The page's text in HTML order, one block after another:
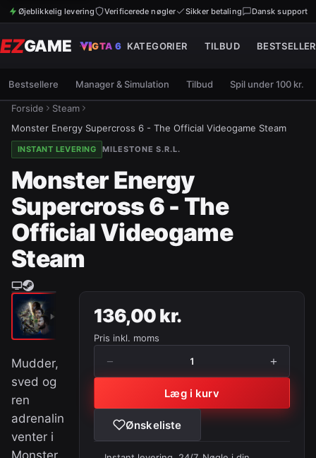
Øjeblikkelig levering Verificerede nøgler Sikker betaling Dansk support
EZGAME GTA 6 KATEGORIER TILBUD
Bestsellere Manager & Simulation Tilbud Spil under 100 kr.
Forside
Steam
Monster Energy Supercross 6 - The Official Videogame Steam
INSTANT LEVERING MILESTONE S.R.L.
Monster Energy
Supercross 6 - The
Official Videogame
Steam
Mudder,
sved og
ren
adrenalin
venter i
Monster
136,00 kr.
Pris inkl. moms
− 1 +
Læg i kurv
Ønskeliste